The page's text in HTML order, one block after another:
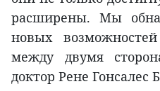
расширены. Мы
новых
между двумя
доктор Рене Гонсалес